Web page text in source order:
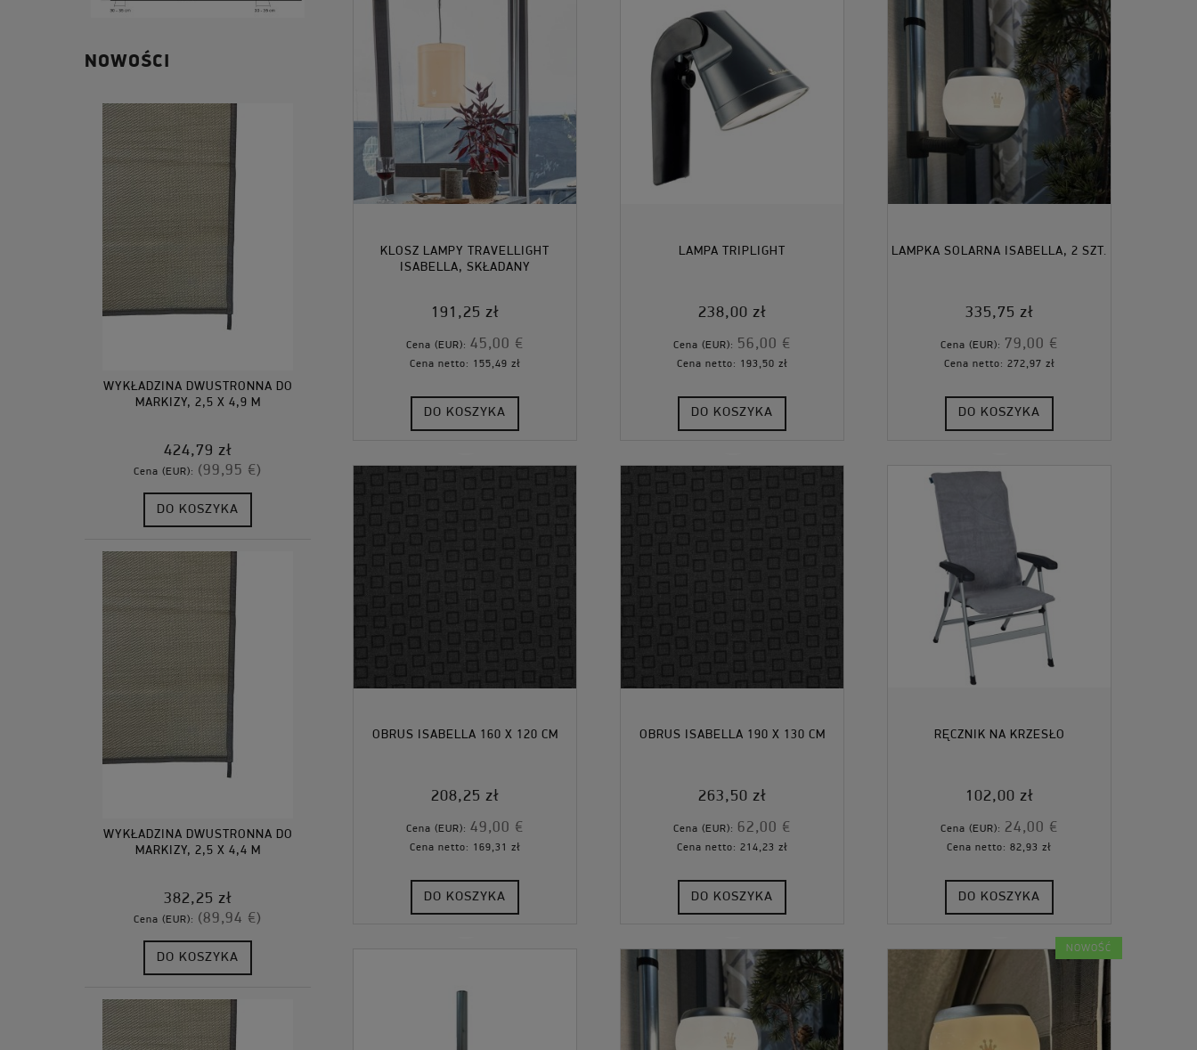
NOWOŚCI
WYKŁADZINA DWUSTRONNA DO
MARKIZY, 2,5 X 4,9 M
424,79 zł
Cena (EUR): (99,95 €)
DO KOSZYKA
WYKŁADZINA DWUSTRONNA DO
MARKIZY, 2,5 X 4,4 M
382,25 zł
Cena (EUR): (89,94 €)
DO KOSZYKA
KLOSZ LAMPY TRAVELLIGHT
ISABELLA, SKŁADANY
191,25 zł
Cena (EUR): 45,00 €
Cena netto: 155,49 zł
DO KOSZYKA
LAMPA TRIPLIGHT
238,00 zł
Cena (EUR): 56,00 €
Cena netto: 193,50 zł
DO KOSZYKA
LAMPKA SOLARNA ISABELLA, 2 SZT.
335,75 zł
Cena (EUR): 79,00 €
Cena netto: 272,97 zł
DO KOSZYKA
OBRUS ISABELLA 160 X 120 CM
208,25 zł
Cena (EUR): 49,00 €
Cena netto: 169,31 zł
DO KOSZYKA
OBRUS ISABELLA 190 X 130 CM
263,50 zł
Cena (EUR): 62,00 €
Cena netto: 214,23 zł
DO KOSZYKA
RĘCZNIK NA KRZESŁO
102,00 zł
Cena (EUR): 24,00 €
Cena netto: 82,93 zł
DO KOSZYKA
NOWOŚĆ